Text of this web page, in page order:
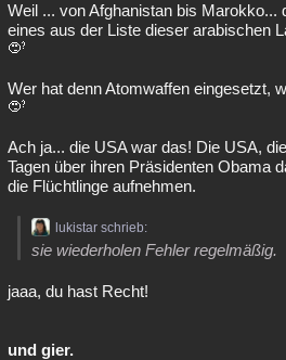
Weil ... von Afghanistan bis Marokko...
eines aus der Liste dieser arabischen
Wer hat denn Atomwaffen eingesetzt,
Ach ja... die USA war das! Die USA,
Tagen über ihren Präsidenten Obama
die Flüchtlinge aufnehmen.
lukistar schrieb:
sie wiederholen Fehler regelmäßig.
jaaa, du hast Recht!
und gier.